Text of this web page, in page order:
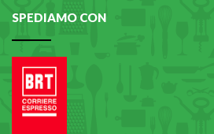
SPEDIAMO CON